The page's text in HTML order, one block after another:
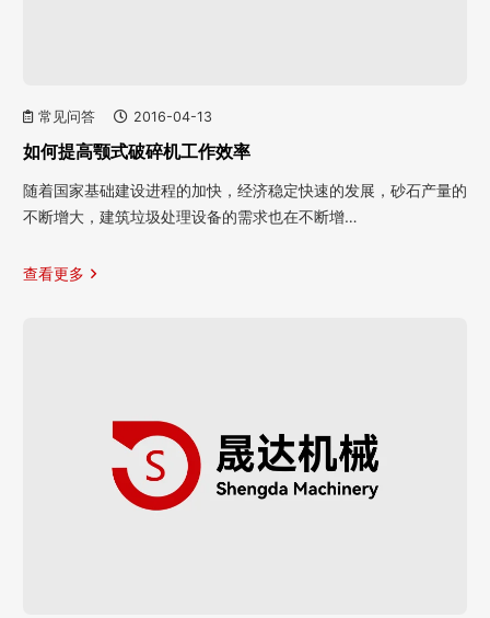
常见问答 2016-04-13
如何提高颚式破碎机工作效率
随着国家基础建设进程的加快，经济稳定快速的发展，砂石产量的
不断增大，建筑垃圾处理设备的需求也在不断增…
查看更多